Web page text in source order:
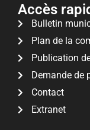
Accès
Bulletin
Plan de la
Publication
Demande de
Contact
Extranet